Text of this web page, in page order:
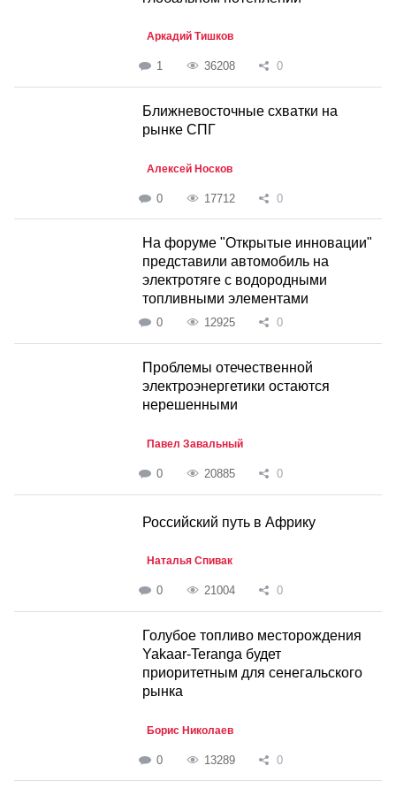
Аркадий Тишков
1 36208 0
Ближневосточные схватки на
рынке СПГ
Алексей Носков
0 17712 0
На форуме "Открытые инновации"
представили автомобиль на
электротяге с водородными
топливными элементами
0 12925 0
Проблемы отечественной
электроэнергетики остаются
нерешенными
Павел Завальный
0 20885 0
Российский путь в Африку
Наталья Спивак
0 21004 0
Голубое топливо месторождения
Yakaar-Teranga будет
приоритетным для сенегальского
рынка
Борис Николаев
0 13289 0